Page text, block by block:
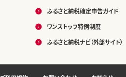
ふるさと納税確定申告ガイド
ワンストップ特例制度
ふるさと納税ナビ（外部サイト）